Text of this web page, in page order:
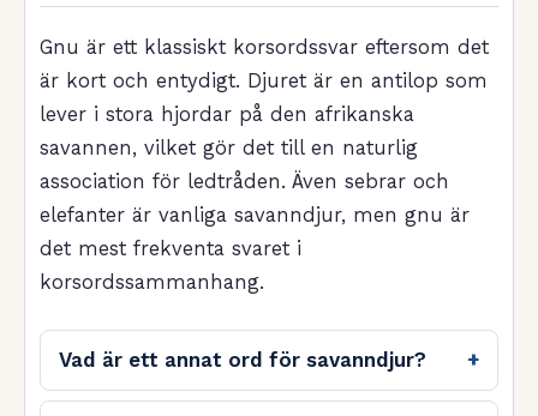
Gnu är ett klassiskt korsordssvar eftersom det
är kort och entydigt. Djuret är en antilop som
lever i stora hjordar på den afrikanska
savannen, vilket gör det till en naturlig
association för ledtråden. Även sebrar och
elefanter är vanliga savanndjur, men gnu är
det mest frekventa svaret i
korsordssammanhang.
Vad är ett annat ord för savanndjur?